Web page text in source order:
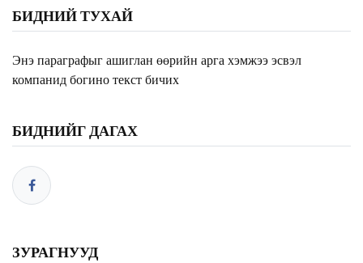
БИДНИЙ ТУХАЙ
Энэ параграфыг ашиглан өөрийн арга хэмжээ эсвэл
компанид богино текст бичих
БИДНИЙГ ДАГАХ
ЗУРАГНУУД